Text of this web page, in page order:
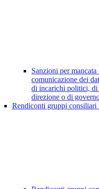
Sanzioni per
comunicazione dei
di incarichi politici, di
direzione o di
Rendiconti gruppi